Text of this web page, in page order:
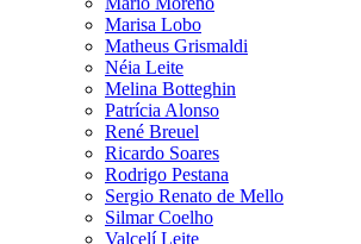
Marisa Lobo
Matheus Grismaldi
Néia Leite
Melina Botteghin
Patrícia Alonso
René Breuel
Ricardo Soares
Rodrigo Pestana
Sergio Renato de Mello
Silmar Coelho
Valcelí Leite